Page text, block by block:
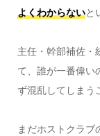
よくわからないと
主任・幹部補佐・
て、誰が一番偉い
ず混乱してしまう
まだホストクラブ